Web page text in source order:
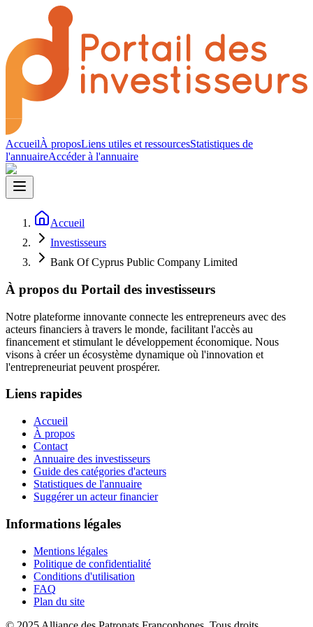
AccueilÀ proposLiens utiles et ressourcesStatistiques de
l'annuaireAccéder à l'annuaire
Accueil
Investisseurs
Bank Of Cyprus Public Company Limited
À propos du Portail des investisseurs
Notre plateforme innovante connecte les entrepreneurs avec des
acteurs financiers à travers le monde, facilitant l'accès au
financement et stimulant le développement économique. Nous
visons à créer un écosystème dynamique où l'innovation et
l'entrepreneuriat peuvent prospérer.
Liens rapides
Accueil
À propos
Contact
Annuaire des investisseurs
Guide des catégories d'acteurs
Statistiques de l'annuaire
Suggérer un acteur financier
Informations légales
Mentions légales
Politique de confidentialité
Conditions d'utilisation
FAQ
Plan du site